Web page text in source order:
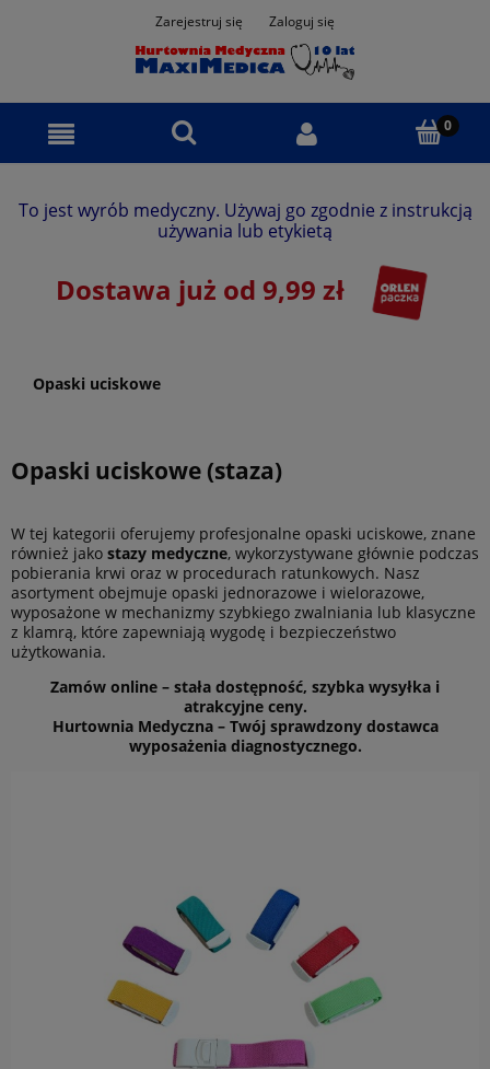
Zarejestruj się Zaloguj się
To jest wyrób medyczny. Używaj go zgodnie z instrukcją
używania lub etykietą
Dostawa już od 9,99 zł
Opaski uciskowe
Opaski uciskowe (staza)
W tej kategorii oferujemy profesjonalne opaski uciskowe, znane
również jako stazy medyczne, wykorzystywane głównie podczas
pobierania krwi oraz w procedurach ratunkowych. Nasz
asortyment obejmuje opaski jednorazowe i wielorazowe,
wyposażone w mechanizmy szybkiego zwalniania lub klasyczne
z klamrą, które zapewniają wygodę i bezpieczeństwo
użytkowania.
Zamów online – stała dostępność, szybka wysyłka i
atrakcyjne ceny.
Hurtownia Medyczna – Twój sprawdzony dostawca
wyposażenia diagnostycznego.